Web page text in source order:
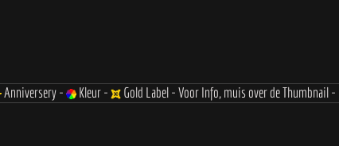
Anniversery - Kleur - Gold Label - Voor Info, muis over de Thumbnail